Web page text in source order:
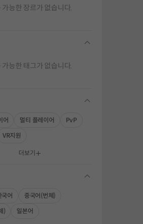
가능한 장르가 없습니다.
folding
가능한 태그가 없습니다.
folding
어 멀티 플레이어
PvP
VR지원
더보기
folding
국어
중국어(번체)
)
일본어